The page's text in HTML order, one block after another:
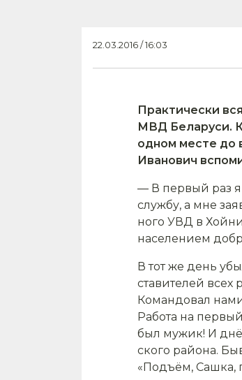
22.03.2016 / 16:03
Практически
МВД Беларуси.
одном месте до
Ивано­вич
— В первый раз я
службу, а мне
ного УВД в
населе­нием
В тот же день
ставителей
Командовал
Работа на
был мужик! И
ского района.
«Подъём, Сашка,